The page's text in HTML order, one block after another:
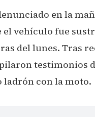
en la
vehículo fue
del lunes. Tras
testimonios
ladrón con la moto.